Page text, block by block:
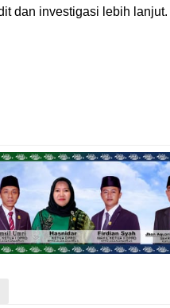
dan investigasi lebih lanjut.